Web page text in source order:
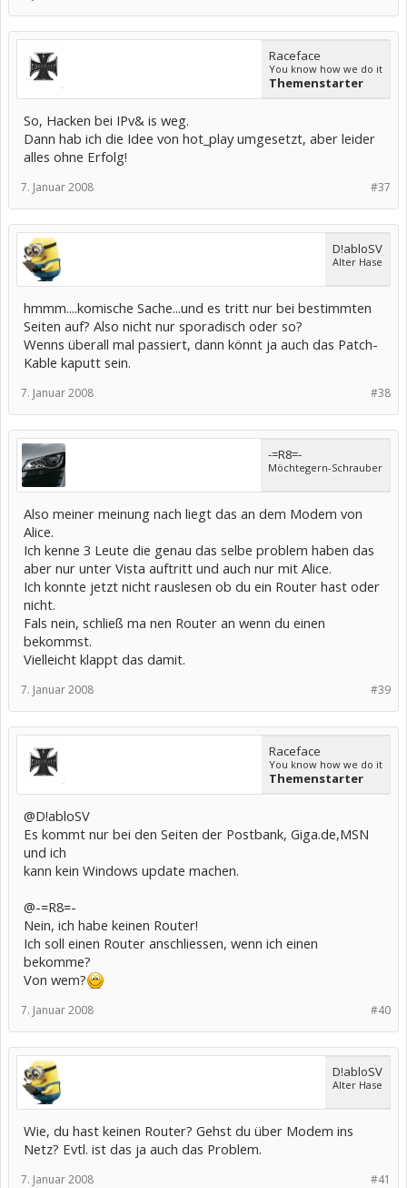
Raceface
You know how we do it
Themenstarter
So, Hacken bei IPv& is weg.
Dann hab ich die Idee von hot_play umgesetzt, aber leider
alles ohne Erfolg!
#37
7. Januar 2008
D!abloSV
Alter Hase
hmmm....komische Sache...und es tritt nur bei bestimmten
Seiten auf? Also nicht nur sporadisch oder so?
Wenns überall mal passiert, dann könnt ja auch das Patch-
Kable kaputt sein.
#38
7. Januar 2008
-=R8=-
Möchtegern-Schrauber
Also meiner meinung nach liegt das an dem Modem von
Alice.
Ich kenne 3 Leute die genau das selbe problem haben das
aber nur unter Vista auftritt und auch nur mit Alice.
Ich konnte jetzt nicht rauslesen ob du ein Router hast oder
nicht.
Fals nein, schließ ma nen Router an wenn du einen
bekommst.
Vielleicht klappt das damit.
#39
7. Januar 2008
Raceface
You know how we do it
Themenstarter
@D!abloSV
Es kommt nur bei den Seiten der Postbank, Giga.de,MSN
und ich
kann kein Windows update machen.
@-=R8=-
Nein, ich habe keinen Router!
Ich soll einen Router anschliessen, wenn ich einen
bekomme?
Von wem?
#40
7. Januar 2008
D!abloSV
Alter Hase
Wie, du hast keinen Router? Gehst du über Modem ins
Netz? Evtl. ist das ja auch das Problem.
#41
7. Januar 2008